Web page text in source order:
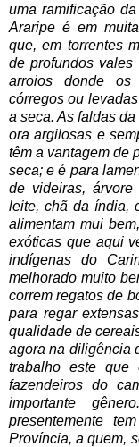
uma ramificação
Araripe é em
que, em torrentes
de profundos
arroios donde os
córregos ou
a seca. As faldas
ora argilosas e
têm a vantagem de
seca; e é para
de videiras,
leite, chã da índia,
alimentam mui
exóticas que aqui
indígenas do
melhorado muito
correm regatos de
para regar
qualidade de
agora na diligência
trabalho este que
fazendeiros do
importante
presentemente
Província, a quem,